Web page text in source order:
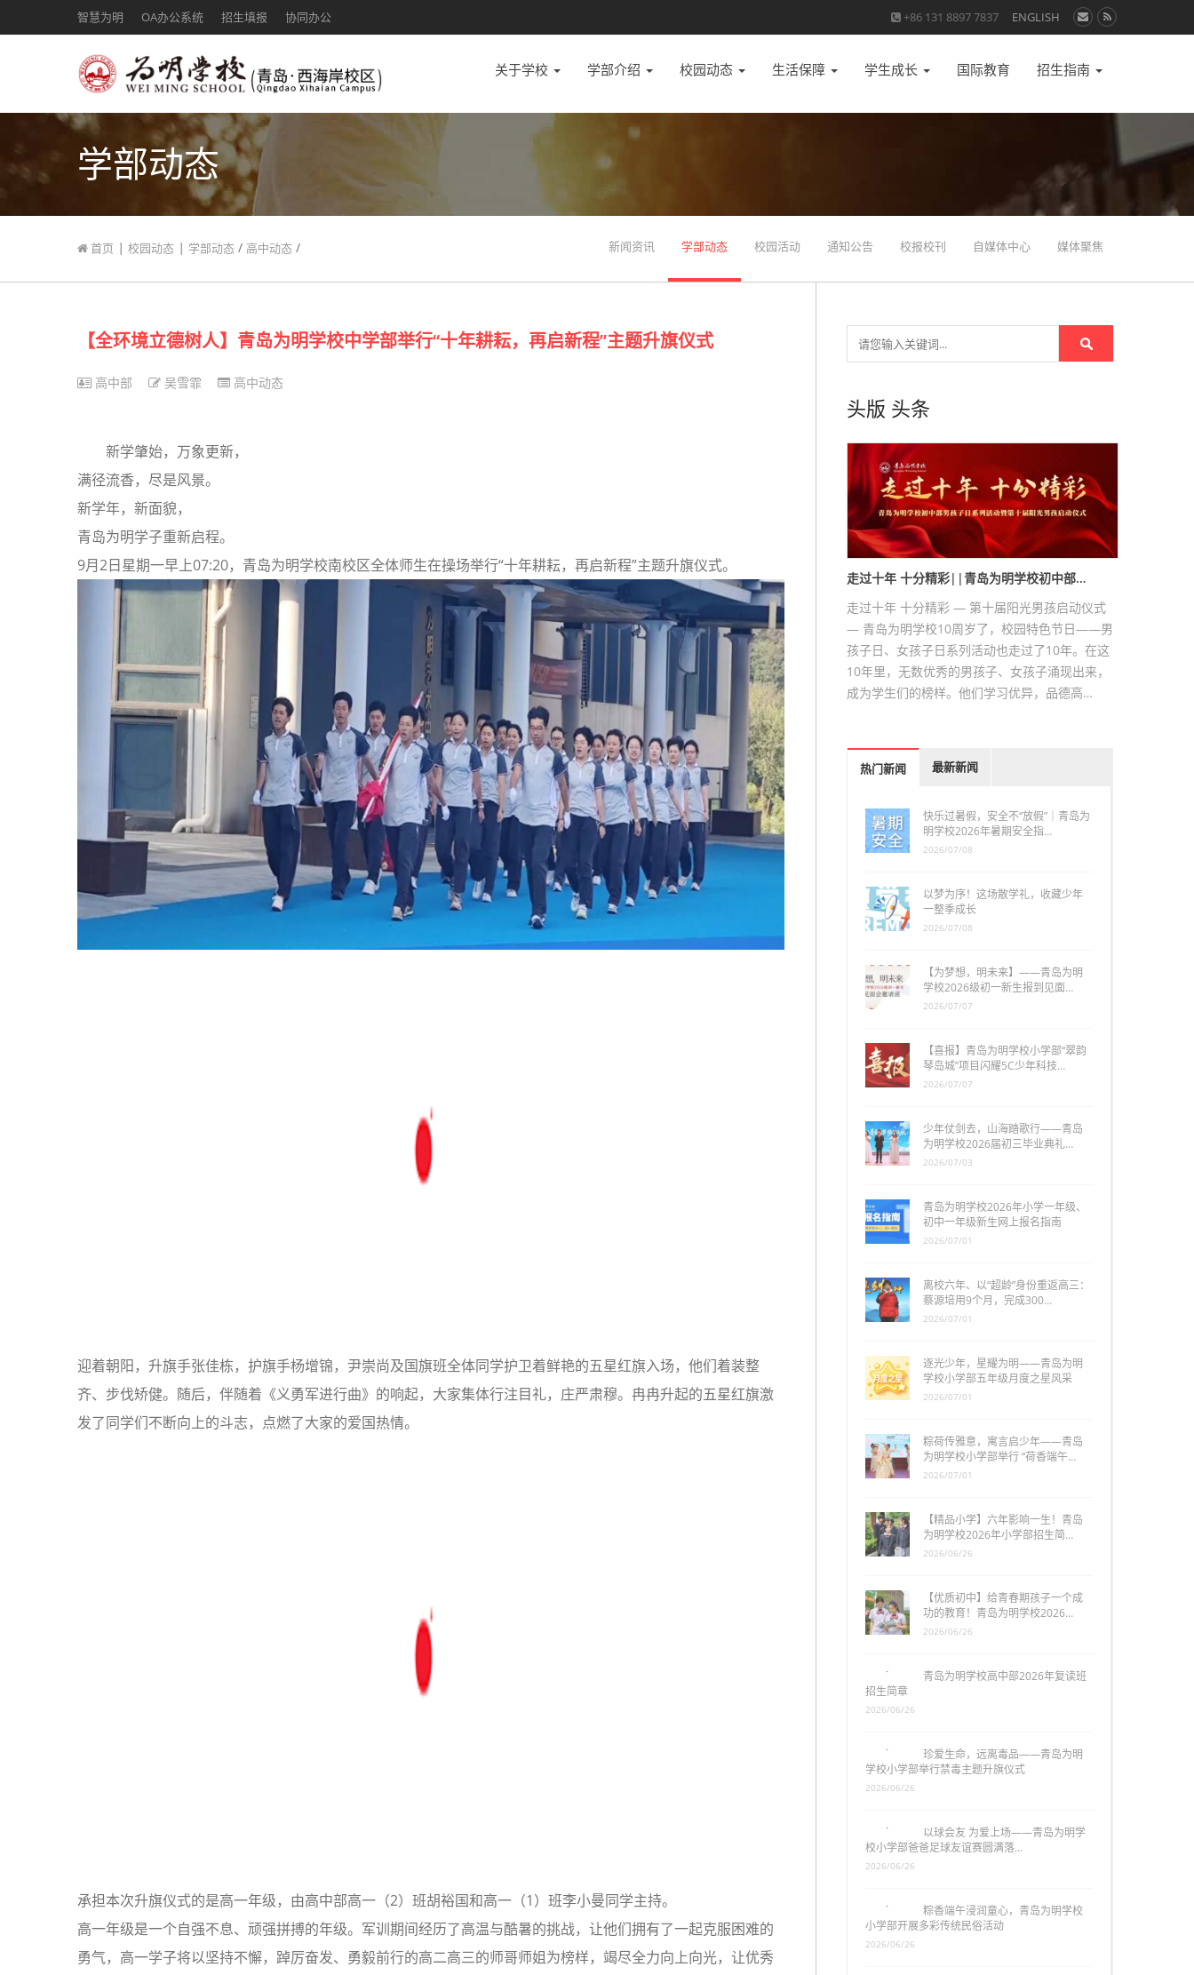
智慧为明 OA办公系统 招生填报 协同办公 +86 131 8897 7837 ENGLISH
关于学校 学部介绍 校园动态 生活保障 学生成长 国际教育 招生指南
学部动态
首页 | 校园动态 | 学部动态 / 高中动态 / 新闻资讯 学部动态 校园活动 通知公告 校报校刊 自媒体中心 媒体聚焦
【全环境立德树人】青岛为明学校中学部举行“十年耕耘，再启新程”主题升旗仪式
高中部 吴雪霏 高中动态
新学肇始，万象更新，
满径流香，尽是风景。
新学年，新面貌，
青岛为明学子重新启程。
9月2日星期一早上07:20，青岛为明学校南校区全体师生在操场举行“十年耕耘，再启新程”主题升旗仪式。
迎着朝阳，升旗手张佳栋，护旗手杨增锦，尹崇尚及国旗班全体同学护卫着鲜艳的五星红旗入场，他们着装整
齐、步伐矫健。随后，伴随着《义勇军进行曲》的响起，大家集体行注目礼，庄严肃穆。冉冉升起的五星红旗激
发了同学们不断向上的斗志，点燃了大家的爱国热情。
承担本次升旗仪式的是高一年级，由高中部高一（2）班胡裕国和高一（1）班李小曼同学主持。
高一年级是一个自强不息、顽强拼搏的年级。军训期间经历了高温与酷暑的挑战，让他们拥有了一起克服困难的
勇气，高一学子将以坚持不懈，踔厉奋发、勇毅前行的高二高三的师哥师姐为榜样，竭尽全力向上向光，让优秀
头版 头条
走过十年 十分精彩||青岛为明学校初中部…
走过十年 十分精彩 — 第十届阳光男孩启动仪式
— 青岛为明学校10周岁了，校园特色节日——男
孩子日、女孩子日系列活动也走过了10年。在这
10年里，无数优秀的男孩子、女孩子涌现出来，
成为学生们的榜样。他们学习优异，品德高…
热门新闻 最新新闻
快乐过暑假，安全不“放假”｜青岛为
明学校2026年暑期安全指…
2026/07/08
以梦为序！这场散学礼，收藏少年
一整季成长
2026/07/08
【为梦想，明未来】——青岛为明
学校2026级初一新生报到见面…
2026/07/07
【喜报】青岛为明学校小学部“翠韵
琴岛城”项目闪耀5C少年科技…
2026/07/07
少年仗剑去，山海踏歌行——青岛
为明学校2026届初三毕业典礼…
2026/07/03
青岛为明学校2026年小学一年级、
初中一年级新生网上报名指南
2026/07/01
离校六年、以“超龄”身份重返高三：
蔡源培用9个月，完成300…
2026/07/01
逐光少年，星耀为明——青岛为明
学校小学部五年级月度之星风采
2026/07/01
粽荷传雅意，寓言启少年——青岛
为明学校小学部举行 “荷香端午…
2026/07/01
【精品小学】六年影响一生！青岛
为明学校2026年小学部招生简…
2026/06/26
【优质初中】给青春期孩子一个成
功的教育！青岛为明学校2026…
2026/06/26
青岛为明学校高中部2026年复读班
珍爱生命，远离毒品——青岛为明
学校小学部举行禁毒主题升旗仪式
以球会友 为爱上场——青岛为明学
校小学部爸爸足球友谊赛圆满落…
粽香端午浸润童心，青岛为明学校
小学部开展多彩传统民俗活动